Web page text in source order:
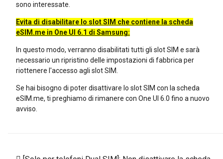
sono interessate.
Evita di disabilitare lo slot SIM che contiene la scheda
eSIM.me in One UI 6.1 di Samsung:
In questo modo, verranno disabilitati tutti gli slot SIM e sarà
necessario un ripristino delle impostazioni di fabbrica per
riottenere l'accesso agli slot SIM.
Se hai bisogno di poter disattivare lo slot SIM con la scheda
eSIM.me, ti preghiamo di rimanere con One UI 6.0 fino a nuovo
avviso.